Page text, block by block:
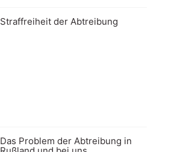
Straffreiheit der Abtreibung
Das Problem der Abtreibung in